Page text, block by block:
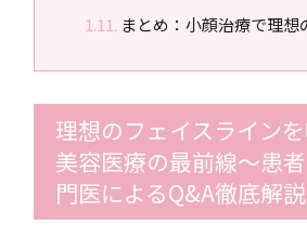
まとめ：小顔治療で理想
理想のフェイスライン
美容医療の最前線〜患
門医によるQ&A徹底解